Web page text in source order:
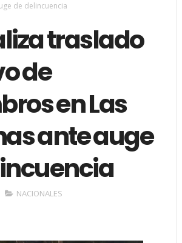
de delincuencia
traslado
de
en Las
ante auge
NACIONALES